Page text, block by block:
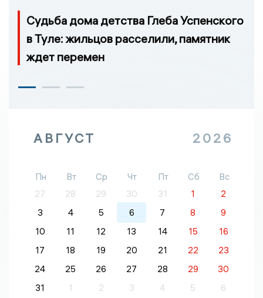
12:00
Судьба дома детства Глеба Успенского
в Туле: жильцов расселили, памятник
Пн Вт Ср Чт Пт Сб
Вс
27
28 29 30 31 1
2
3
4 5 6 7 8
9
10
11 12 13 14 15
16
17
18 19 20 21 22
23
24
25 26 27 28 29
30